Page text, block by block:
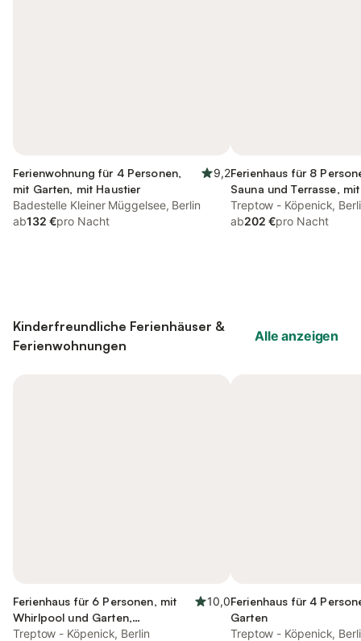
Ferienwohnung für 4 Personen,
mit Garten, mit Haustier
9,2
Badestelle Kleiner Müggelsee, Berlin
ab132 €pro Nacht
Ferienhaus für 8
Sauna und Terrasse,
Treptow - Köpenick,
ab202 €pro Nacht
Kinderfreundliche Ferienhäuser &
Ferienwohnungen
Alle anzeigen
Ferienhaus für 6 Personen, mit
Whirlpool und Garten,
kinderfreundlich
10,0
Treptow - Köpenick, Berlin
Ferienhaus für 4
Garten
Treptow - Köpenick,